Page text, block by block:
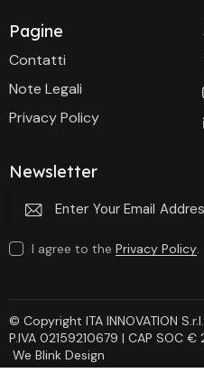
Pagine
Contatti
Note Legali
Privacy Policy
Newsletter
I agree to the Privacy Policy.
© Copyright ITA INNOVATION
P.IVA 02159210679 | CAP SOC
We Blink Design